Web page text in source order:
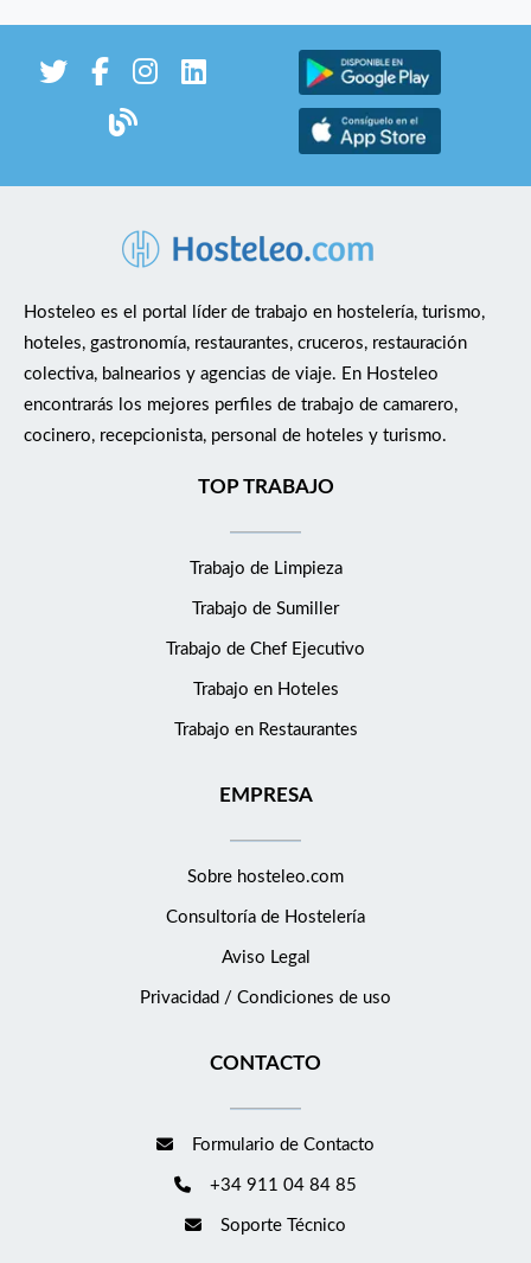
Hosteleo es el portal líder de trabajo en hostelería, turismo,
hoteles, gastronomía, restaurantes, cruceros, restauración
colectiva, balnearios y agencias de viaje. En Hosteleo
encontrarás los mejores perfiles de trabajo de camarero,
cocinero, recepcionista, personal de hoteles y turismo.
TOP TRABAJO
Trabajo de Limpieza
Trabajo de Sumiller
Trabajo de Chef Ejecutivo
Trabajo en Hoteles
Trabajo en Restaurantes
EMPRESA
Sobre hosteleo.com
Consultoría de Hostelería
Aviso Legal
Privacidad / Condiciones de uso
CONTACTO
Formulario de Contacto
+34 911 04 84 85
Soporte Técnico